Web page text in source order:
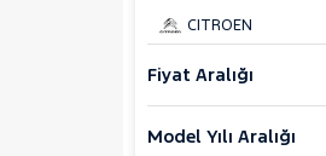
CITROEN
DAIHATSU
Fiyat Aralığı
Model Yılı Aralığı